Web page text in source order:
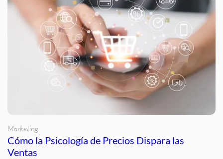
Marketing
Cómo la Psicología de Precios Dispara las
Ventas